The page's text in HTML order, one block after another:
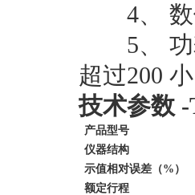
4、 数
5、 功
超过200
技术参数 -
产品型号
仪器结构
示值相对误差（%）
额定行程